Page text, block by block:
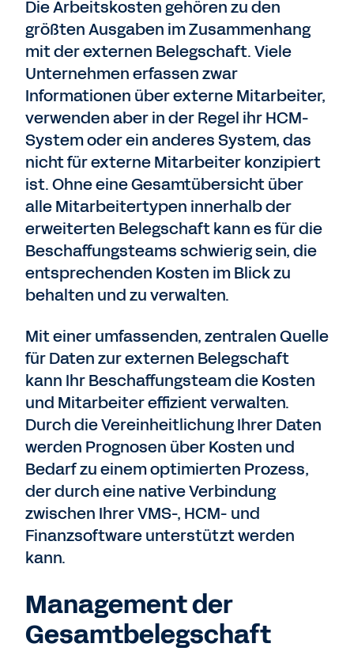
Die Arbeitskosten gehören zu den
größten Ausgaben im Zusammenhang
mit der externen Belegschaft. Viele
Unternehmen erfassen zwar
Informationen über externe Mitarbeiter,
verwenden aber in der Regel ihr HCM-
System oder ein anderes System, das
nicht für externe Mitarbeiter konzipiert
ist. Ohne eine Gesamtübersicht über
alle Mitarbeitertypen innerhalb der
erweiterten Belegschaft kann es für die
Beschaffungsteams schwierig sein, die
entsprechenden Kosten im Blick zu
behalten und zu verwalten.
Mit einer umfassenden, zentralen Quelle
für Daten zur externen Belegschaft
kann Ihr Beschaffungsteam die Kosten
und Mitarbeiter effizient verwalten.
Durch die Vereinheitlichung Ihrer Daten
werden Prognosen über Kosten und
Bedarf zu einem optimierten Prozess,
der durch eine native Verbindung
zwischen Ihrer VMS-, HCM- und
Finanzsoftware unterstützt werden
kann.
Management der
Gesamtbelegschaft